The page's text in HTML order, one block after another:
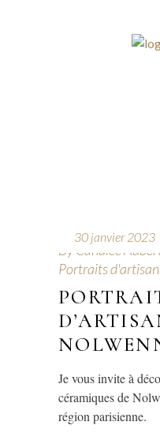
30 janvier 2023
By Candice
Portraits
Je vous invite à
céramiques de
région parisienne.